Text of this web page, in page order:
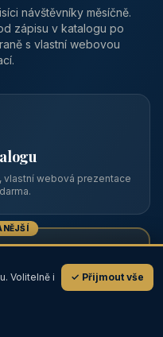
návštěvníky měsíčně.
zápisu v katalogu po
s vlastní webovou
webová prezentace
výpisech, zlatý odznak a
💬
Volitelně i
✓ Přijmout vše